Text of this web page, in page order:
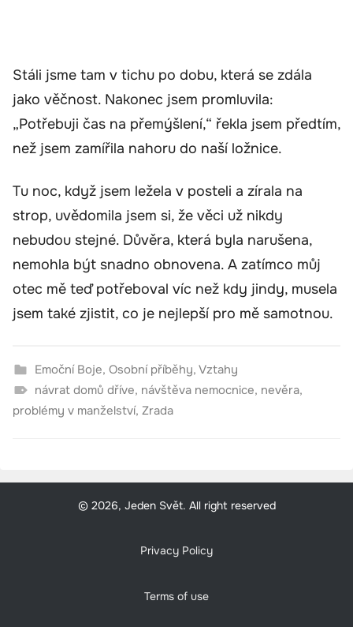
Stáli jsme tam v tichu po dobu, která se zdála
jako věčnost. Nakonec jsem promluvila:
„Potřebuji čas na přemýšlení,“ řekla jsem předtím,
než jsem zamířila nahoru do naší ložnice.
Tu noc, když jsem ležela v posteli a zírala na
strop, uvědomila jsem si, že věci už nikdy
nebudou stejné. Důvěra, která byla narušena,
nemohla být snadno obnovena. A zatímco můj
otec mě teď potřeboval víc než kdy jindy, musela
jsem také zjistit, co je nejlepší pro mě samotnou.
Emoční Boje, Osobní příběhy, Vztahy
návrat domů dříve, návštěva nemocnice, nevěra,
problémy v manželství, Zrada
© 2026, Jeden Svět. All right reserved
Privacy Policy
Terms of use